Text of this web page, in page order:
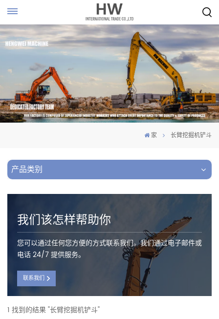
家 长臂挖掘机铲斗
产品类别
我们该怎样帮助你
您可以通过任何您方便的方式联系我们。我们通过电子邮件或
电话 24/7 提供服务。
联系我们
1 找到的结果 "长臂挖掘机铲斗"